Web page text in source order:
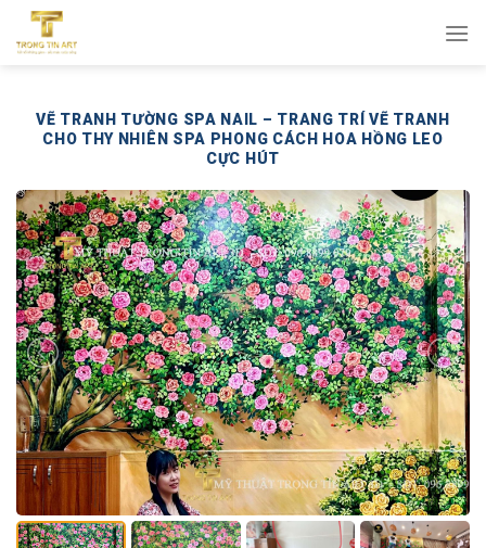
qua
VẼ TRANH TƯỜNG SPA NAIL – TRANG TRÍ VẼ TRANH
CHO THY NHIÊN SPA PHONG CÁCH HOA HỒNG LEO
CỰC HÚT